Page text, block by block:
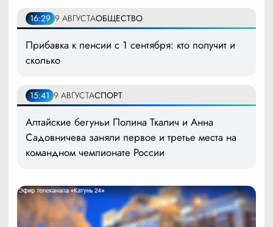
16:29 9 АВГУСТАОБЩЕСТВО
Прибавка к пенсии с 1 сентября: кто получит и
сколько
15:41 9 АВГУСТАСПОРТ
Алтайские бегуньи Полина Ткалич и Анна
Садовничева заняли первое и третье места на
командном чемпионате России